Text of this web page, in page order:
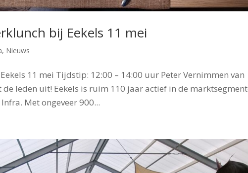
bij Eekels 11 mei
, Nieuws
11 mei Tijdstip: 12:00 – 14:00 uur Peter Vernimmen van
de leden uit! Eekels is ruim 110 jaar actief in de
Met ongeveer 900...